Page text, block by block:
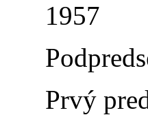
1957
Prvý